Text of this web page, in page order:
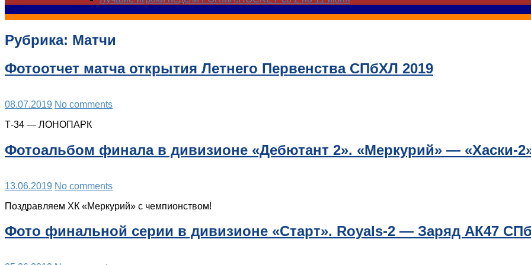
Рубрика: Матчи
Фотоотчет матча открытия Летнего Первенства СПбХЛ 2019
08.07.2019 No comments
Т-34 — ЛОНОПАРК
Фотоальбом финала в дивизионе «Дебютант 2». «Меркурий» — «Хаски-
13.06.2019 No comments
Поздравляем ХК «Меркурий» с чемпионством!
Фото финальной серии в дивизионе «Старт». Royals-2 — Заряд АК47